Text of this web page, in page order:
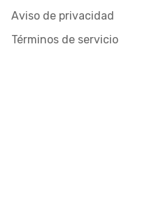
Aviso de privacidad
Términos de servicio